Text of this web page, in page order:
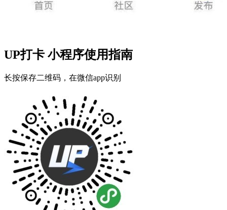
UP打卡 小程序使用指南
长按保存二维码，在微信app识别